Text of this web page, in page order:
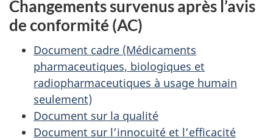
Changements survenus après l’avis
de conformité (AC)
Document cadre (Médicaments
pharmaceutiques, biologiques et
radiopharmaceutiques à usage humain
seulement)
Document sur la qualité
Document sur l’innocuité et l’efficacité